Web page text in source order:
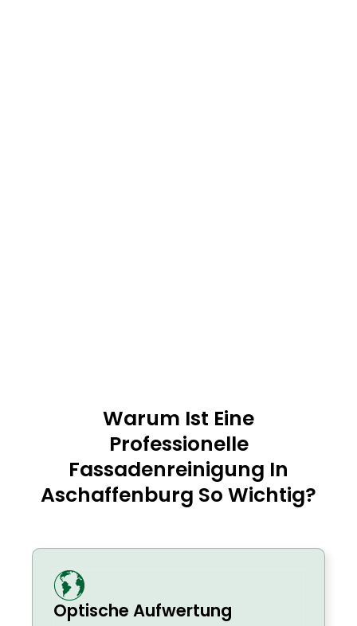
Warum Ist Eine
Professionelle
Fassadenreinigung In
Aschaffenburg So Wichtig?
Optische Aufwertung